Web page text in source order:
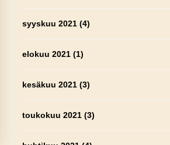
syyskuu 2021(4)
elokuu 2021(1)
kesäkuu 2021(3)
toukokuu 2021(3)